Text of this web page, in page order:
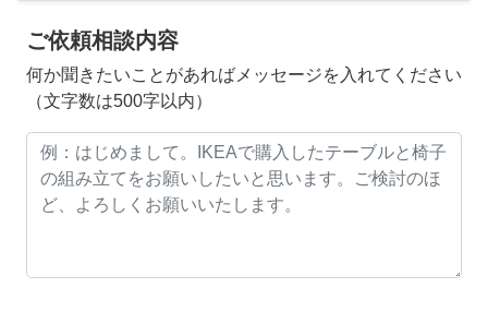
ご依頼相談内容
何か聞きたいことがあればメッセージを入れてください
（文字数は500字以内）